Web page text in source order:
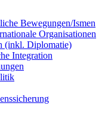
Bewegungen/Ismen
Organisationen
(inkl. Diplomatie)
Integration